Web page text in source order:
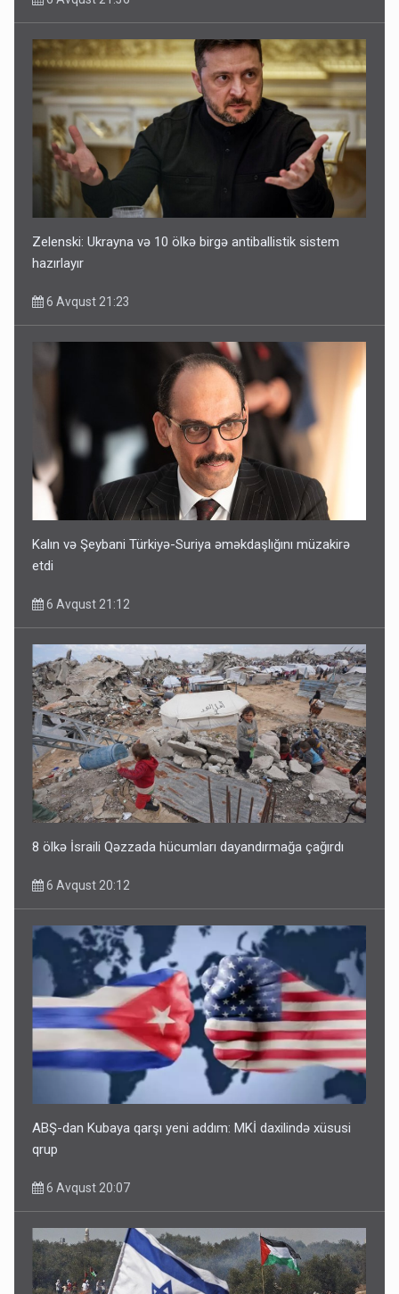
Zelenski: Ukrayna və 10 ölkə birgə antiballistik sistem
hazırlayır
6 Avqust 21:23
Kalın və Şeybani Türkiyə-Suriya əməkdaşlığını müzakirə
etdi
6 Avqust 21:12
8 ölkə İsraili Qəzzada hücumları dayandırmağa çağırdı
6 Avqust 20:12
ABŞ-dan Kubaya qarşı yeni addım: MKİ daxilində xüsusi
qrup
6 Avqust 20:07